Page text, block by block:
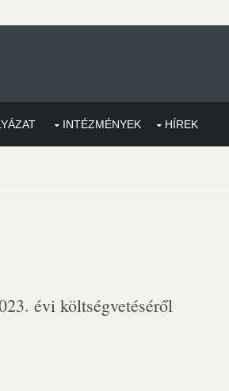
INTÉZMÉNYEK HÍREK
évi költségvetéséről